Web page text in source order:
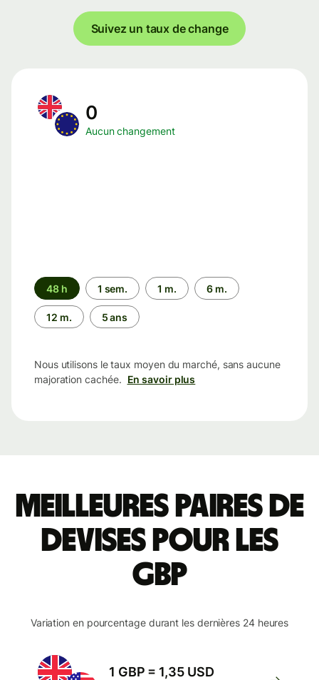
Suivez un taux de change
0
Aucun changement
Période
48 h 1 sem. 1 m. 6 m.
12 m. 5 ans
Nous utilisons le taux moyen du marché, sans aucune
majoration cachée. En savoir plus
Meilleures paires de
devises pour les
GBP
Variation en pourcentage durant les dernières 24 heures
1 GBP = 1,35 USD